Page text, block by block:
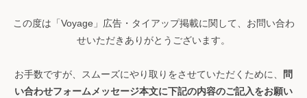
この度は「Voyage」広告・タイアップ掲載に関して、お問い合わ
せいただきありがとうございます。
お手数ですが、スムーズにやり取りをさせていただくために、
問
い合わせフォームメッセージ本文に下記の内容のご記入をお願い